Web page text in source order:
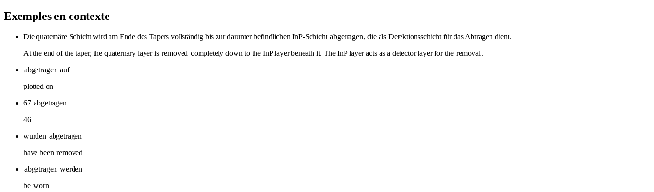
Exemples en contexte
Die quatemäre Schicht wird am Ende des Tapers vollständig bis zur darunter befindlichen InP-Schicht abgetragen , die als Detektionsschicht für das Abtragen dient.
At the end of the taper, the quaternary layer is removed completely down to the InP layer beneath it. The InP layer acts as a detector layer for the removal .
abgetragen auf
plotted on
67 abgetragen .
46
wurden abgetragen
have been removed
abgetragen werden
be worn